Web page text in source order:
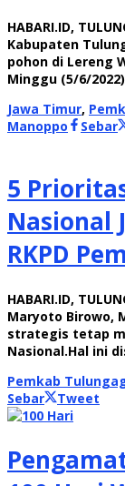
HABARI.ID,
Kabupaten
pohon di Lereng
Minggu (5/6/
Jawa Timur,
Manoppo
Sebar
5
Nasional
RKPD
HABARI.ID,
Maryoto Birowo,
strategis tetap
Nasional.Hal ini
Pemkab
Sebar
Tweet